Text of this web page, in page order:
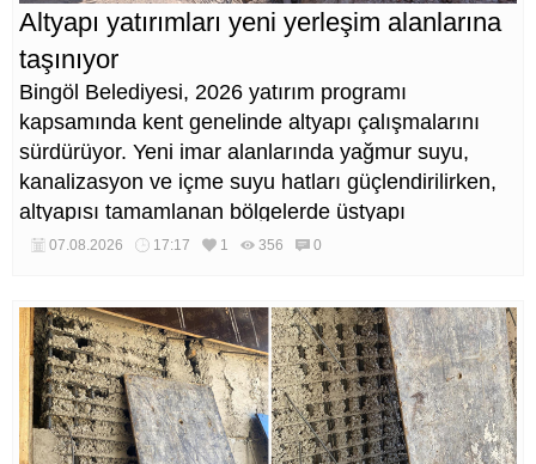
Altyapı yatırımları yeni yerleşim alanlarına
taşınıyor
Bingöl Belediyesi, 2026 yatırım programı
kapsamında kent genelinde altyapı çalışmalarını
sürdürüyor. Yeni imar alanlarında yağmur suyu,
kanalizasyon ve içme suyu hatları güçlendirilirken,
altyapısı tamamlanan bölgelerde üstyapı
düzenlemeleri de eş zamanlı yürütülüyor.
07.08.2026 17:17 1 356 0